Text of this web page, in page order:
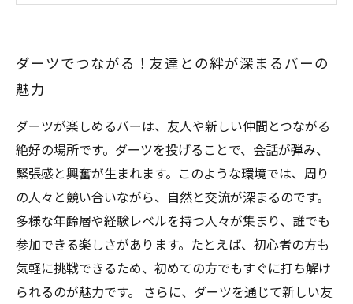
おいしいドリンクとともに楽しむダーツの時間
しみ方ガイド
ダーツでつながる！友達との絆が深まるバーの
魅力
ダーツが楽しめるバーは、友人や新しい仲間とつながる
絶好の場所です。ダーツを投げることで、会話が弾み、
緊張感と興奮が生まれます。このような環境では、周り
の人々と競い合いながら、自然と交流が深まるのです。
多様な年齢層や経験レベルを持つ人々が集まり、誰でも
参加できる楽しさがあります。たとえば、初心者の方も
気軽に挑戦できるため、初めての方でもすぐに打ち解け
られるのが魅力です。 さらに、ダーツを通じて新しい友